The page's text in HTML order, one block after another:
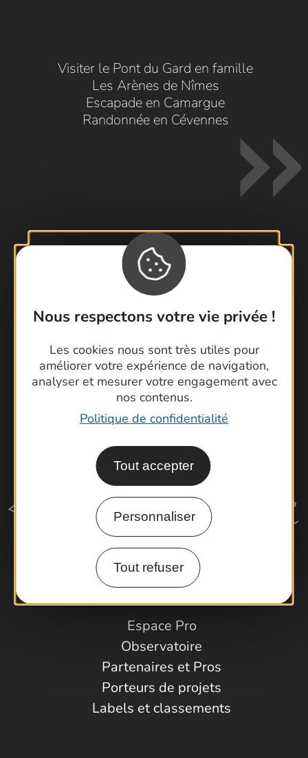
Nous respectons votre vie privée !
Les cookies nous sont très utiles pour
améliorer votre expérience de navigation,
analyser et mesurer votre engagement avec
nos contenus.
Politique de confidentialité
Tout accepter
Personnaliser
Tout refuser
Visiter le Pont du Gard en famille
Les Arènes de Nîmes
Escapade en Camargue
Randonnée en Cévennes
Contactez-nous !
Foire aux questions
Cartoguides et Topoguides
Latitude Gard
Comment venir ?
Espace Pro
Observatoire
Partenaires et Pros
Porteurs de projets
Labels et classements